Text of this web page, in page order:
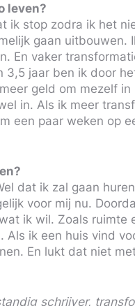
leven?
ik stop zodra ik het
gaan
En vaker
3,5 jaar ben ik door
geld om mezelf
in. Als ik meer
een paar weken op
dat ik zal gaan
voor mij nu.
ik wil. Zoals ruimte
Als ik een huis vind
En lukt dat niet
schrijver,